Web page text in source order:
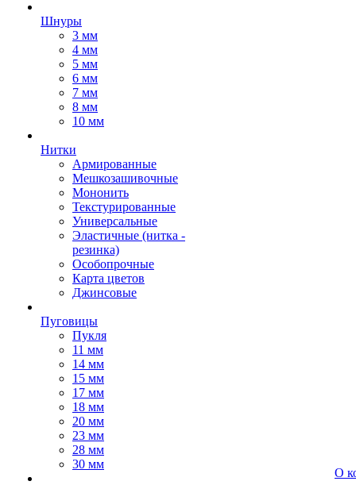
Шнуры
3 мм
4 мм
5 мм
6 мм
7 мм
8 мм
10 мм
Нитки
Армированные
Мешкозашивочные
Мононить
Текстурированные
Универсальные
Эластичные (нитка -
резинка)
Особопрочные
Карта цветов
Джинсовые
Пуговицы
Пукля
11 мм
14 мм
15 мм
17 мм
18 мм
20 мм
23 мм
28 мм
30 мм
О